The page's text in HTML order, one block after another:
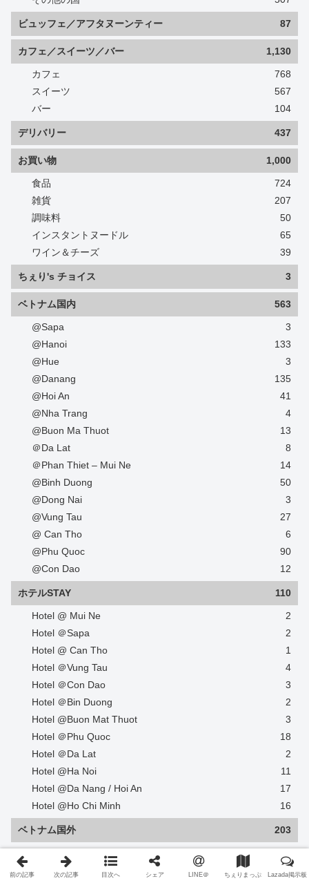
ビュッフェ／アフタヌーンティー 87
カフェ／スイーツ／バー 1,130
カフェ
768
スイーツ
567
バー
104
デリバリー 437
お買い物 1,000
食品
724
雑貨
207
調味料
50
インスタントヌードル
65
ワイン＆チーズ
39
ちぇり's チョイス 3
ベトナム国内 563
@Sapa
3
@Hanoi
133
@Hue
3
@Danang
135
@Hoi An
41
@Nha Trang
4
@Buon Ma Thuot
13
＠Da Lat
8
＠Phan Thiet – Mui Ne
14
@Binh Duong
50
@Dong Nai
3
@Vung Tau
27
@ Can Tho
6
@Phu Quoc
90
@Con Dao
12
ホテルSTAY 110
Hotel @ Mui Ne
2
Hotel ＠Sapa
2
Hotel @ Can Tho
1
Hotel ＠Vung Tau
4
Hotel ＠Con Dao
3
Hotel ＠Bin Duong
2
Hotel @Buon Mat Thuot
3
Hotel ＠Phu Quoc
18
Hotel ＠Da Lat
2
Hotel @Ha Noi
11
Hotel @Da Nang / Hoi An
17
Hotel @Ho Chi Minh
16
ベトナム国外 203
＠マレーシア
@香港
8
前の記事 次の記事 目次へ シェア LINE＠ ちぇりまっぷ Lazada掲示板